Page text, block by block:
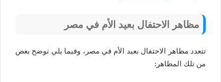
مظاهر الاحتفال بعيد الأم في مصر
تتعدد مظاهر الاحتفال بعيد الأم في مصر، وفيما يلي نوضح بعض
من تلك المظاهر: